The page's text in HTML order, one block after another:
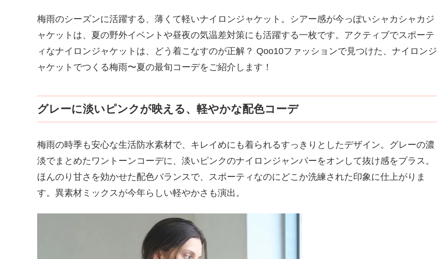
梅雨のシーズンに活躍する、薄くて軽いナイロンジャケット。シアー感が今っぽいシャカシャカジ
ャケットは、夏の野外イベントや昼夜の気温差対策にも活躍する一枚です。アクティブでスポーテ
ィなナイロンジャケットは、どう着こなすのが正解？ Qoo10ファッションで見つけた、ナイロンジ
ャケットでつくる梅雨〜夏の最旬コーデをご紹介します！
グレーに淡いピンクが映える、軽やかな配色コーデ
梅雨の時季も安心な生活防水素材で、キレイめにも着られるすっきりとしたデザイン。グレーの濃
淡でまとめたワントーンコーデに、淡いピンクのナイロンジャンパーをオンして抜け感をプラス。
ほんのり甘さを効かせた配色バランスで、スポーティなのにどこか洗練された印象に仕上がりま
す。異素材ミックスが今年らしい軽やかさも演出。